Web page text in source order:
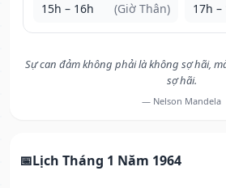
15h – 16h (Giờ Thân) 17h –
Sự can đảm không phải là không sợ hãi,
sợ hãi.
— Nelson Mandela
Lịch Tháng 1 Năm 1964